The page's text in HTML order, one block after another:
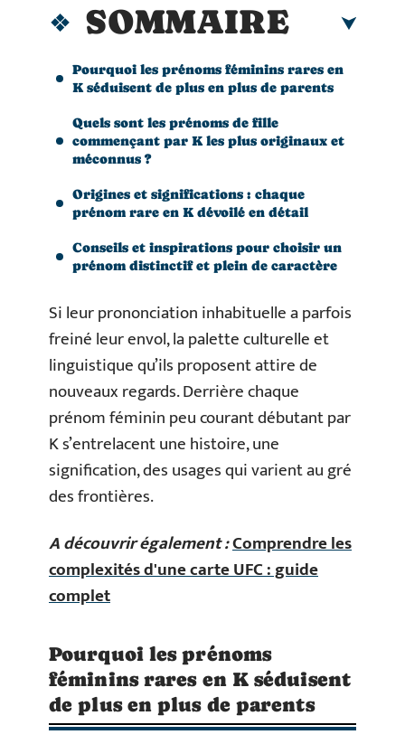
SOMMAIRE
Pourquoi les prénoms féminins rares en
K séduisent de plus en plus de parents
Quels sont les prénoms de fille
commençant par K les plus originaux et
méconnus ?
Origines et significations : chaque
prénom rare en K dévoilé en détail
Conseils et inspirations pour choisir un
prénom distinctif et plein de caractère
Si leur prononciation inhabituelle a parfois
freiné leur envol, la palette culturelle et
linguistique qu’ils proposent attire de
nouveaux regards. Derrière chaque
prénom féminin peu courant débutant par
K s’entrelacent une histoire, une
signification, des usages qui varient au gré
des frontières.
A découvrir également :Comprendre les
complexités d'une carte UFC : guide
complet
Pourquoi les prénoms
féminins rares en K séduisent
de plus en plus de parents